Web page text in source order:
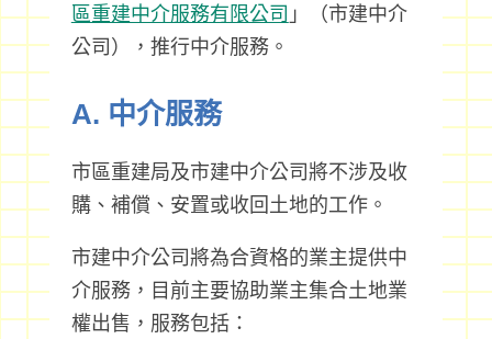
區重建中介服務有限公司 」（市建中介
公司），推行中介服務。
A. 中介服務
市區重建局及市建中介公司將不涉及收
購、補償、安置或收回土地的工作。
市建中介公司將為合資格的業主提供中
介服務，目前主要協助業主集合土地業
權出售，服務包括：